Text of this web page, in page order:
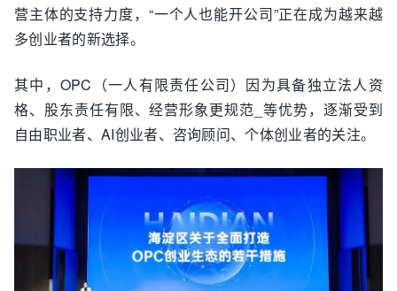
营主体的支持力度，“一个人也能开公司”正在成为越来越
多创业者的新选择。
其中，OPC（一人有限责任公司）因为具备独立法人资
格、股东责任有限、经营形象更规范_等优势，逐渐受到
自由职业者、AI创业者、咨询顾问、个体创业者的关注。